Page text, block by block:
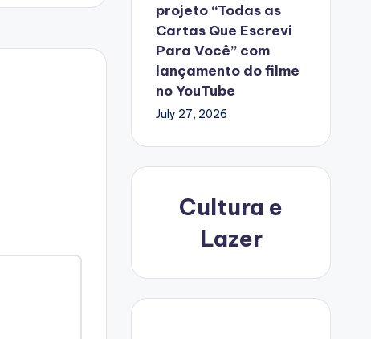
projeto “Todas as
Cartas Que Escrevi
Para Você” com
lançamento do filme
no YouTube
July 27, 2026
Cultura e
Lazer